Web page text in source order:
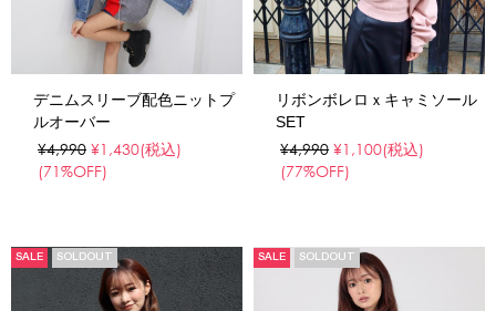
デニムスリーブ配色ニットプ
ルオーバー
¥4,990 ¥1,430(税込)
(71%OFF)
リボンボレロｘキャミソール
SET
¥4,990 ¥1,100(税込)
(77%OFF)
SALE SOLDOUT SALE SOLDOUT